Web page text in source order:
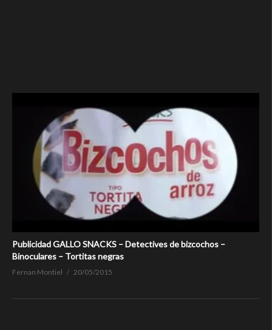
Publicidad GALLO SNACKS – Detectives de bizcochos –
Binoculares – Tortitas negras
Fernan Montiel 20/05/2015